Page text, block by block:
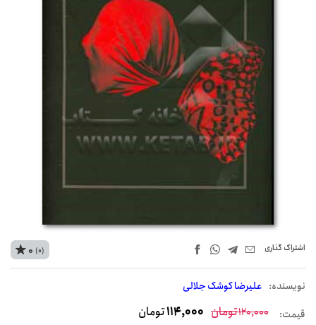
اشتراک‌ گذاری
نويسنده: علیرضا کوشک جلالی
0 (0)
قیمت: 120,000تومان 114,000تومان